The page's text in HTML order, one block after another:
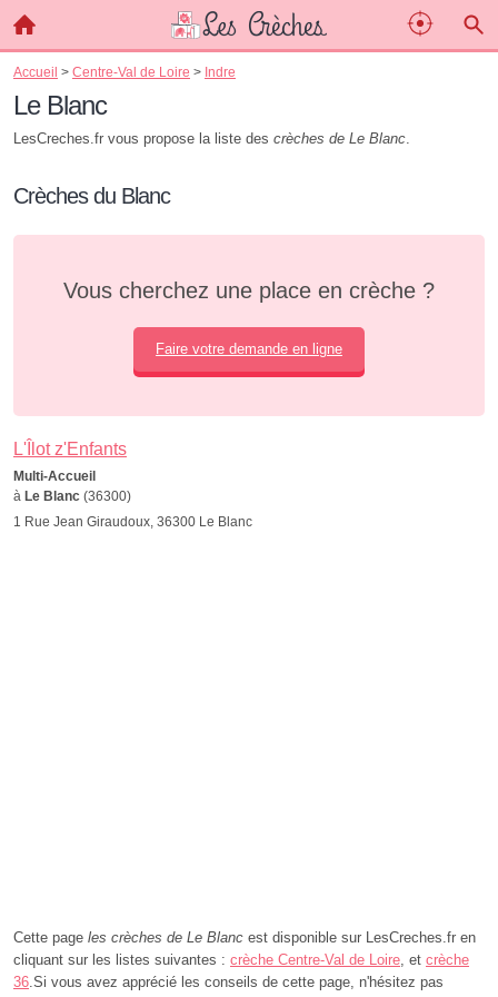
Accueil > Centre-Val de Loire > Indre
Le Blanc
LesCreches.fr vous propose la liste des crèches de Le Blanc.
Crèches du Blanc
Vous cherchez une place en crèche ?
Faire votre demande en ligne
L'Îlot z'Enfants
Multi-Accueil
à Le Blanc (36300)
1 Rue Jean Giraudoux, 36300 Le Blanc
Cette page les crèches de Le Blanc est disponible sur LesCreches.fr en
cliquant sur les listes suivantes : crèche Centre-Val de Loire, et crèche
36.Si vous avez apprécié les conseils de cette page, n'hésitez pas